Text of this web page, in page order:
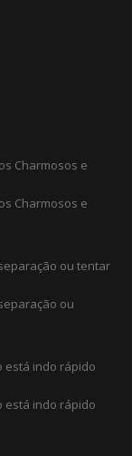
Charmosos e
Charmosos e
ou tentar
ou
está indo rápido
está indo rápido